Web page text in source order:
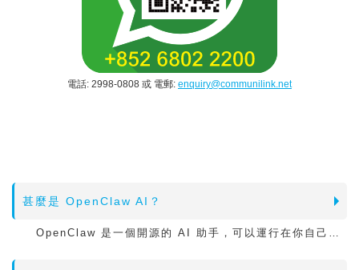
電話: 2998-0808 或 電郵: enquiry@communilink.net
甚麼是 OpenClaw AI？